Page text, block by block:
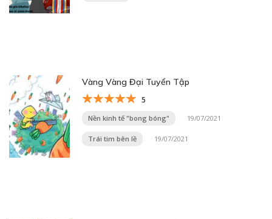
Vàng Vàng Đại Tuyển Tập
5
Nền kinh tế "bong bóng" 19/07/2021
Trái tim bên lề 19/07/2021